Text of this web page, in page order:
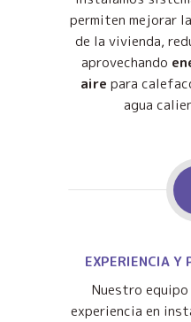
permiten mejorar
de la vivienda,
aprovechando
aire para
agua
EXPERIENCIA Y
Nuestro
experiencia en